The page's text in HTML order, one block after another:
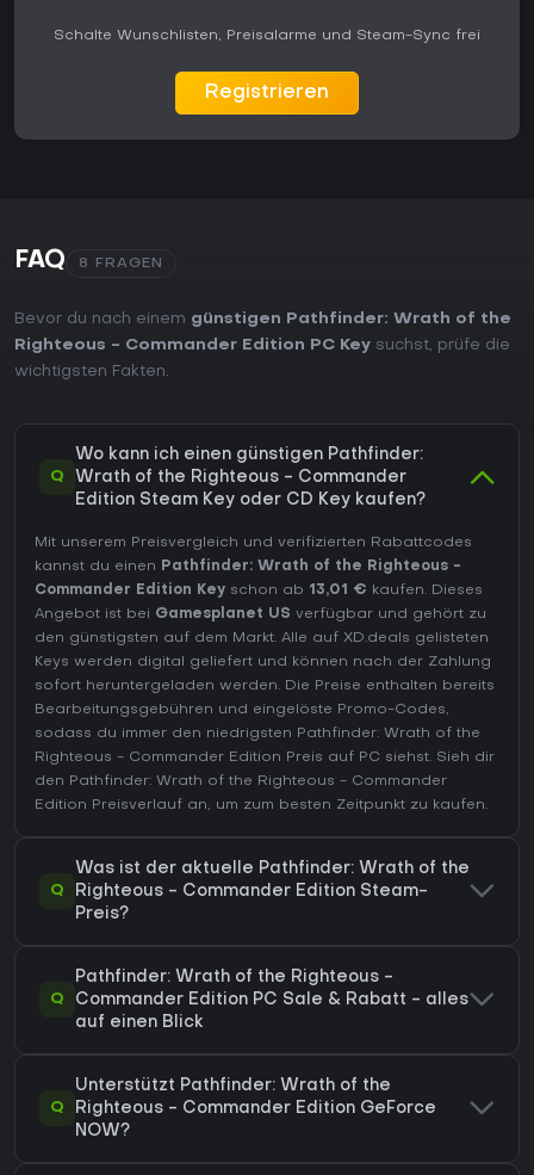
Schalte Wunschlisten, Preisalarme und Steam-Sync frei
Registrieren
FAQ 8 FRAGEN
Bevor du nach einem günstigen Pathfinder: Wrath of the
Righteous - Commander Edition PC Key suchst, prüfe die
wichtigsten Fakten.
Q
Wo kann ich einen günstigen Pathfinder:
Wrath of the Righteous - Commander
Edition Steam Key oder CD Key kaufen?
Mit unserem Preisvergleich und verifizierten Rabattcodes
kannst du einen Pathfinder: Wrath of the Righteous -
Commander Edition Key schon ab 13,01 € kaufen. Dieses
Angebot ist bei Gamesplanet US verfügbar und gehört zu
den günstigsten auf dem Markt. Alle auf XD.deals gelisteten
Keys werden digital geliefert und können nach der Zahlung
sofort heruntergeladen werden. Die Preise enthalten bereits
Bearbeitungsgebühren und eingelöste Promo-Codes,
sodass du immer den niedrigsten Pathfinder: Wrath of the
Righteous - Commander Edition Preis auf PC siehst. Sieh dir
den Pathfinder: Wrath of the Righteous - Commander
Edition Preisverlauf an, um zum besten Zeitpunkt zu kaufen.
Q
Was ist der aktuelle Pathfinder: Wrath of the
Righteous - Commander Edition Steam-
Preis?
Q
Pathfinder: Wrath of the Righteous -
Commander Edition PC Sale & Rabatt - alles
auf einen Blick
Q
Unterstützt Pathfinder: Wrath of the
Righteous - Commander Edition GeForce
NOW?